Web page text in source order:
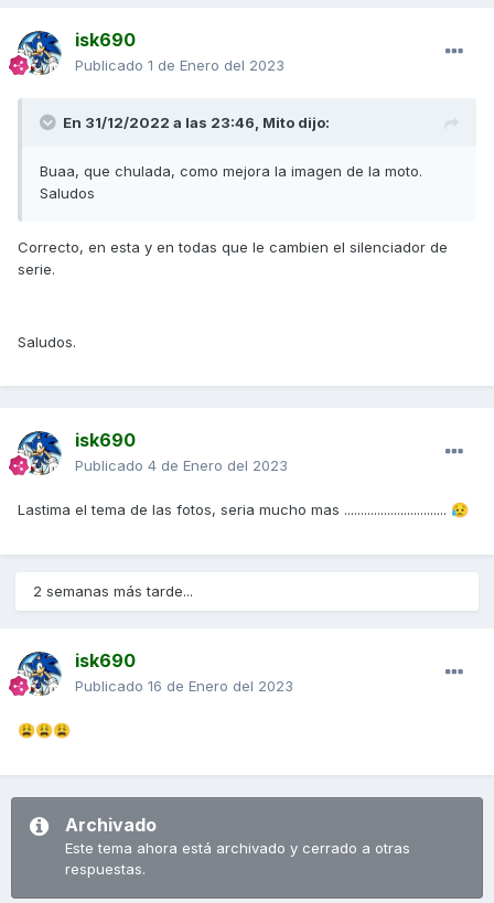
Saludos.
isk690
Publicado 1 de Enero del 2023
En 31/12/2022 a las 23:46, Mito dijo:
Buaa, que chulada, como mejora la imagen de la moto.
Saludos
Correcto, en esta y en todas que le cambien el silenciador de
serie.
Saludos.
isk690
Publicado 4 de Enero del 2023
Lastima el tema de las fotos, seria mucho mas ............................... 😥
2 semanas más tarde...
isk690
Publicado 16 de Enero del 2023
😩😩😩
Archivado
Este tema ahora está archivado y cerrado a otras
respuestas.